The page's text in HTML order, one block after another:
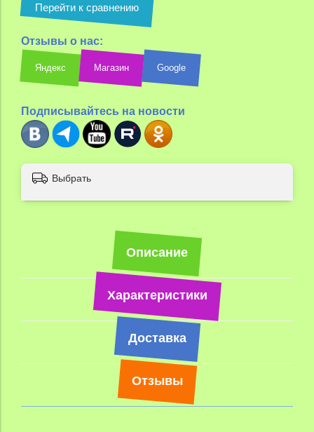
Перейти к сравнению
Отзывы о нас:
Яндекс Магазин Google
Подписывайтесь на новости
Выбрать
Описание
Характеристики
Доставка
Отзывы